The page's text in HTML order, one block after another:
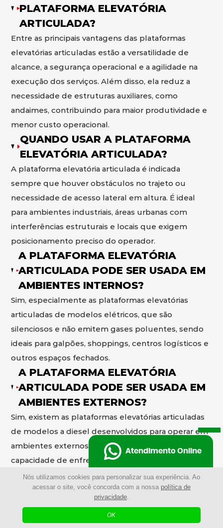
Nós utilizamos cookies para personalizar sua experiência. Ao
acessar o site, você concorda com a nossa política de
privacidade.
OK
PLATAFORMA ELEVATÓRIA
ARTICULADA?
Entre as principais vantagens das plataformas
elevatórias articuladas estão a versatilidade de
alcance, a segurança operacional e a agilidade na
execução dos serviços. Além disso, ela reduz a
necessidade de estruturas auxiliares, como
andaimes, contribuindo para maior produtividade e
menor custo operacional.
QUANDO USAR A PLATAFORMA
ELEVATÓRIA ARTICULADA?
A plataforma elevatória articulada é indicada
sempre que houver obstáculos no trajeto ou
necessidade de acesso lateral em altura. É ideal
para ambientes industriais, áreas urbanas com
interferências estruturais e locais que exigem
posicionamento preciso do operador.
A PLATAFORMA ELEVATÓRIA
ARTICULADA PODE SER USADA EM
AMBIENTES INTERNOS?
Sim, especialmente as plataformas elevatórias
articuladas de modelos elétricos, que são
silenciosos e não emitem gases poluentes, sendo
ideais para galpões, shoppings, centros logísticos e
outros espaços fechados.
A PLATAFORMA ELEVATÓRIA
ARTICULADA PODE SER USADA EM
AMBIENTES EXTERNOS?
Sim, existem as plataformas elevatórias articuladas
de modelos a diesel desenvolvidos para operar em
ambientes externos, com maior potência e
capacidade de enfrentar terrenos irregulares e
condições mais exigentes.
POR QUE ESCOLHER A
PLATAFORMA ELEVATÓRIA
ARTICULADA AO INVÉS DE
Atendimento Online